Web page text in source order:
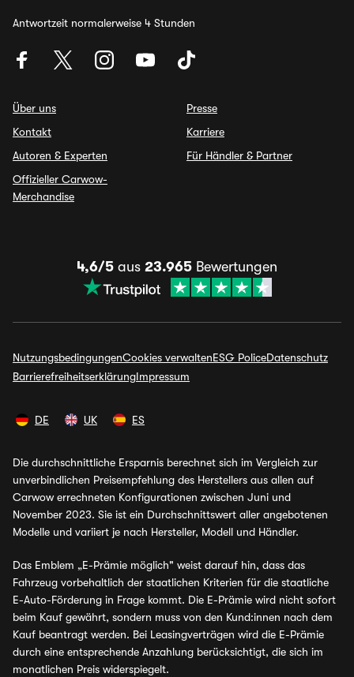
Antwortzeit normalerweise 4 Stunden
Über uns
Kontakt
Autoren & Experten
Offizieller Carwow-
Merchandise
Presse
Karriere
Für Händler & Partner
4,6/5 aus 23.965 Bewertungen
NutzungsbedingungenCookies verwaltenESG PoliceDatenschutz
BarrierefreiheitserklärungImpressum
DE UK ES
Die durchschnittliche Ersparnis berechnet sich im Vergleich zur
unverbindlichen Preisempfehlung des Herstellers aus allen auf
Carwow errechneten Konfigurationen zwischen Juni und
November 2023. Sie ist ein Durchschnittswert aller angebotenen
Modelle und variiert je nach Hersteller, Modell und Händler.
Das Emblem „E-Prämie möglich" weist darauf hin, dass das
Fahrzeug vorbehaltlich der staatlichen Kriterien für die staatliche
E-Auto-Förderung in Frage kommt. Die E-Prämie wird nicht sofort
beim Kauf gewährt, sondern muss von den Kund:innen nach dem
Kauf beantragt werden. Bei Leasingverträgen wird die E-Prämie
durch eine entsprechende Anzahlung berücksichtigt, die sich im
monatlichen Preis widerspiegelt.